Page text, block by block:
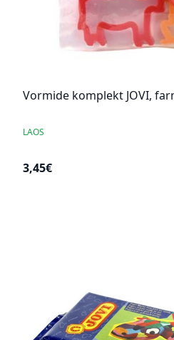
Vormide komplekt JOVI,
LAOS
3,45€